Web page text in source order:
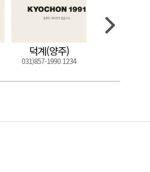
덕계(양주)
031)857-1990 1234